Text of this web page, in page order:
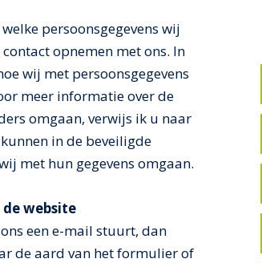
persoonsgegevens wij
opnemen met ons. In
wij met persoonsgegevens
meer informatie over de
omgaan, verwijs ik u naar
in de beveiligde
met hun gegevens omgaan.
website
een e-mail stuurt, dan
de aard van het formulier of